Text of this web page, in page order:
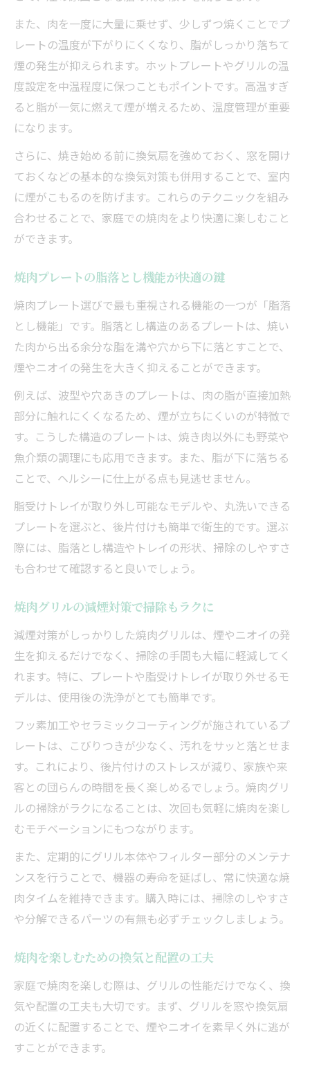
また、肉を一度に大量に乗せず、少しずつ焼くことでプ
レートの温度が下がりにくくなり、脂がしっかり落ちて
煙の発生が抑えられます。ホットプレートやグリルの温
度設定を中温程度に保つこともポイントです。高温すぎ
ると脂が一気に燃えて煙が増えるため、温度管理が重要
になります。
さらに、焼き始める前に換気扇を強めておく、窓を開け
ておくなどの基本的な換気対策も併用することで、室内
に煙がこもるのを防げます。これらのテクニックを組み
合わせることで、家庭での焼肉をより快適に楽しむこと
ができます。
焼肉プレートの脂落とし機能が快適の鍵
焼肉プレート選びで最も重視される機能の一つが「脂落
とし機能」です。脂落とし構造のあるプレートは、焼い
た肉から出る余分な脂を溝や穴から下に落とすことで、
煙やニオイの発生を大きく抑えることができます。
例えば、波型や穴あきのプレートは、肉の脂が直接加熱
部分に触れにくくなるため、煙が立ちにくいのが特徴で
す。こうした構造のプレートは、焼き肉以外にも野菜や
魚介類の調理にも応用できます。また、脂が下に落ちる
ことで、ヘルシーに仕上がる点も見逃せません。
脂受けトレイが取り外し可能なモデルや、丸洗いできる
プレートを選ぶと、後片付けも簡単で衛生的です。選ぶ
際には、脂落とし構造やトレイの形状、掃除のしやすさ
も合わせて確認すると良いでしょう。
焼肉グリルの減煙対策で掃除もラクに
減煙対策がしっかりした焼肉グリルは、煙やニオイの発
生を抑えるだけでなく、掃除の手間も大幅に軽減してく
れます。特に、プレートや脂受けトレイが取り外せるモ
デルは、使用後の洗浄がとても簡単です。
フッ素加工やセラミックコーティングが施されているプ
レートは、こびりつきが少なく、汚れをサッと落とせま
す。これにより、後片付けのストレスが減り、家族や来
客との団らんの時間を長く楽しめるでしょう。焼肉グリ
ルの掃除がラクになることは、次回も気軽に焼肉を楽し
むモチベーションにもつながります。
また、定期的にグリル本体やフィルター部分のメンテナ
ンスを行うことで、機器の寿命を延ばし、常に快適な焼
肉タイムを維持できます。購入時には、掃除のしやすさ
や分解できるパーツの有無も必ずチェックしましょう。
焼肉を楽しむための換気と配置の工夫
家庭で焼肉を楽しむ際は、グリルの性能だけでなく、換
気や配置の工夫も大切です。まず、グリルを窓や換気扇
の近くに配置することで、煙やニオイを素早く外に逃が
すことができます。